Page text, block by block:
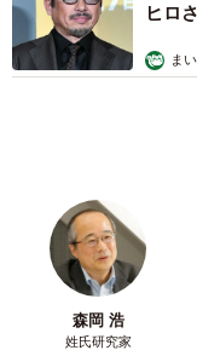
ヒロ
ま
森岡 浩
姓氏研究家